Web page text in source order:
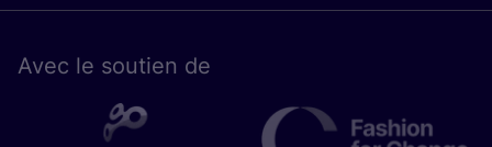
Avec le sou­tien de